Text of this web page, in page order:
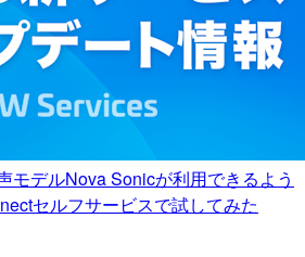
モデルNova Sonicが利用できるよう
セルフサービスで試してみた